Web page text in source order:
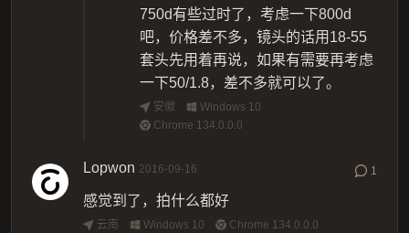
750d有些过时了，考虑一下800d
吧，价格差不多，镜头的话用18-55
套头先用着再说，如果有需要再考虑
一下50/1.8，差不多就可以了。
安徽
Windows 10
Chrome 134.0.0.0
Lopwon 2016-09-16 1
感觉到了，拍什么都好
云南 Windows 10 Chrome 134.0.0.0